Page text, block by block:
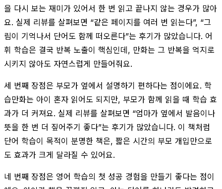
을 다시 보는 재미가 있어서 한 번 읽고 끝나지 않는 경우가 많아
요. 실제 리뷰를 살펴보면 “같은 페이지를 여러 번 읽는다”, “그
림이 기억나서 단어도 함께 떠오른다”는 후기가 많았습니다. 어
휘 학습은 결국 반복 노출이 핵심인데, 만화는 그 반복을 억지로
시키지 않아도 자연스럽게 만들어줘요.
세 번째 장점은 부모가 옆에서 설명하기 편하다는 점이에요. 학
습만화는 아이 혼자 읽어도 되지만, 부모가 함께 읽을 때 학습 효
과가 더 커져요. 실제 리뷰를 살펴보면 “엄마가 옆에서 발음이나
뜻을 한 번 더 짚어주기 좋다”는 후기가 많았습니다. 이 책처럼
단어 학습이 목적이 분명한 책은, 짧은 시간의 부모 개입만으로
도 효과가 크게 달라질 수 있어요.
네 번째 장점은 영어 학습의 첫 성공 경험을 만들기 좋다는 점이